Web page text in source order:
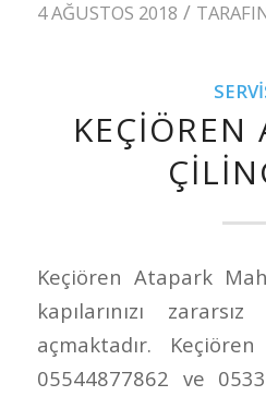
4 AĞUSTOS 2018 /
KEÇIÖREN
Keçiören Atapark
kapılarınızı
açmaktadır.
05544877862 ve